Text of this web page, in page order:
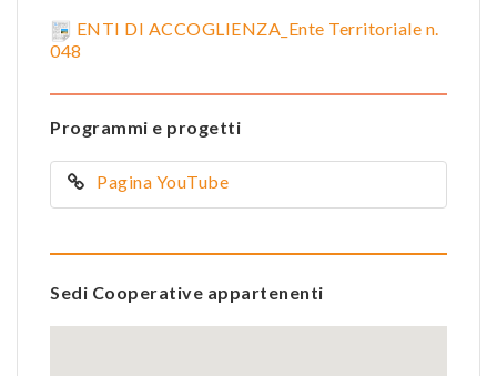
ENTI DI ACCOGLIENZA_Ente Territoriale n.
048
Programmi e progetti
Pagina YouTube
Sedi Cooperative appartenenti